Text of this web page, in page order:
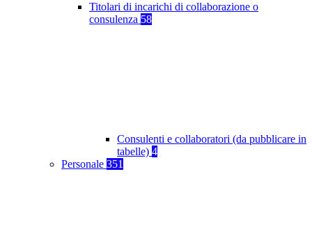
Titolari di incarichi di collaborazione o
consulenza 58
Consulenti e collaboratori (da pubblicare in
tabelle) 4
Personale 351